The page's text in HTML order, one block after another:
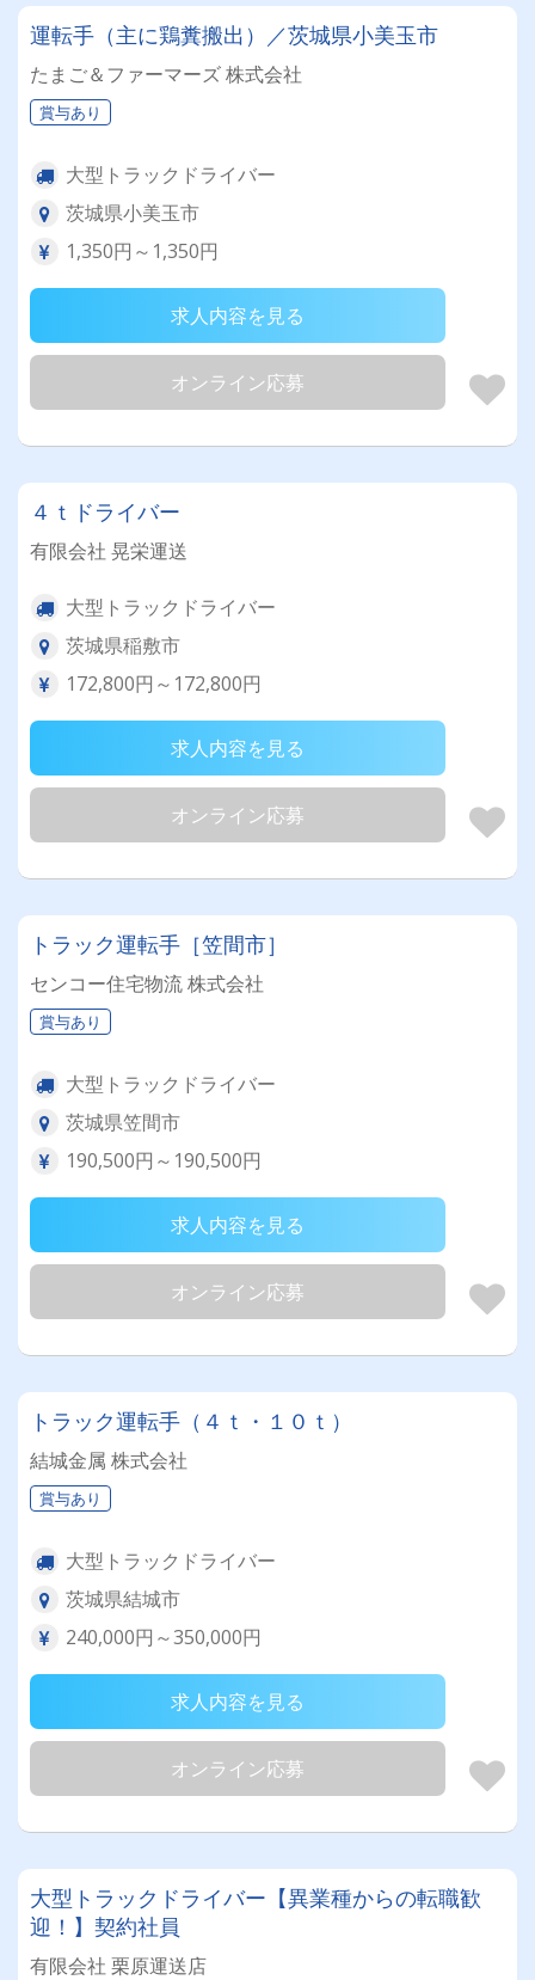
運転手（主に鶏糞搬出）／茨城県小美玉市
たまご＆ファーマーズ 株式会社
賞与あり
大型トラックドライバー
茨城県小美玉市
1,350円～1,350円
求人内容を見る
オンライン応募
４ｔドライバー
有限会社 晃栄運送
大型トラックドライバー
茨城県稲敷市
172,800円～172,800円
求人内容を見る
オンライン応募
トラック運転手［笠間市］
センコー住宅物流 株式会社
賞与あり
大型トラックドライバー
茨城県笠間市
190,500円～190,500円
求人内容を見る
オンライン応募
トラック運転手（４ｔ・１０ｔ）
結城金属 株式会社
賞与あり
大型トラックドライバー
茨城県結城市
240,000円～350,000円
求人内容を見る
オンライン応募
大型トラックドライバー【異業種からの転職歓
迎！】契約社員
有限会社 栗原運送店